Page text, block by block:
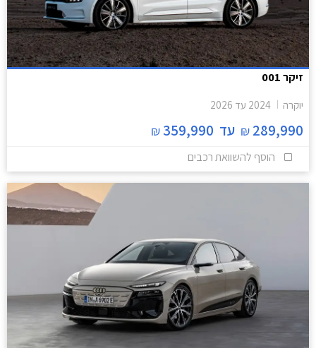
זיקר 001
יוקרה 2024 עד 2026
289,990
₪ עד 359,990
₪
הוסף להשוואת רכבים